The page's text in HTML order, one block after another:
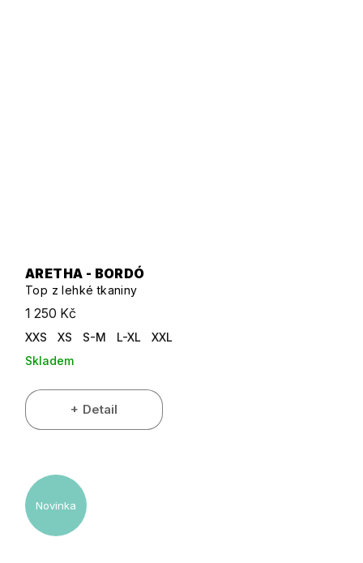
ARETHA - BORDÓ
Top z lehké tkaniny
1 250 Kč
XXS XS S-M L-XL
XXL
Skladem
Detail
Novinka